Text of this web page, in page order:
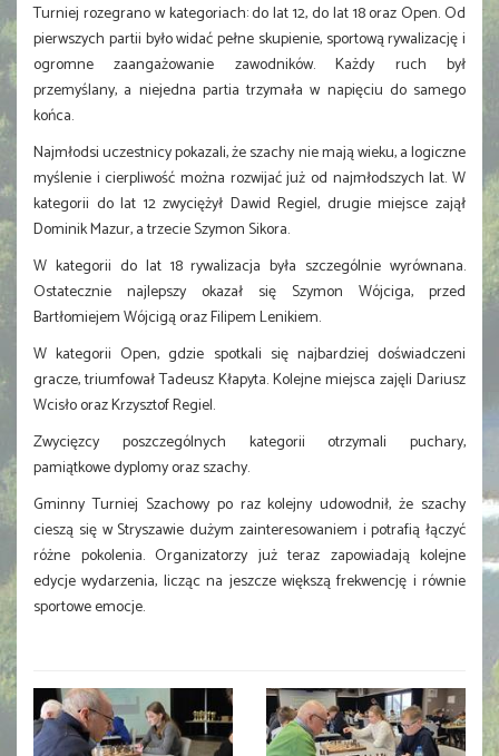
Turniej rozegrano w kategoriach: do lat 12, do lat 18 oraz Open. Od
pierwszych partii było widać pełne skupienie, sportową rywalizację i
ogromne zaangażowanie zawodników. Każdy ruch był
przemyślany, a niejedna partia trzymała w napięciu do samego
końca.
Najmłodsi uczestnicy pokazali, że szachy nie mają wieku, a logiczne
myślenie i cierpliwość można rozwijać już od najmłodszych lat. W
kategorii do lat 12 zwyciężył Dawid Regiel, drugie miejsce zajął
Dominik Mazur, a trzecie Szymon Sikora.
W kategorii do lat 18 rywalizacja była szczególnie wyrównana.
Ostatecznie najlepszy okazał się Szymon Wójciga, przed
Bartłomiejem Wójcigą oraz Filipem Lenikiem.
W kategorii Open, gdzie spotkali się najbardziej doświadczeni
gracze, triumfował Tadeusz Kłapyta. Kolejne miejsca zajęli Dariusz
Wcisło oraz Krzysztof Regiel.
Zwycięzcy poszczególnych kategorii otrzymali puchary,
pamiątkowe dyplomy oraz szachy.
Gminny Turniej Szachowy po raz kolejny udowodnił, że szachy
cieszą się w Stryszawie dużym zainteresowaniem i potrafią łączyć
różne pokolenia. Organizatorzy już teraz zapowiadają kolejne
edycje wydarzenia, licząc na jeszcze większą frekwencję i równie
sportowe emocje.